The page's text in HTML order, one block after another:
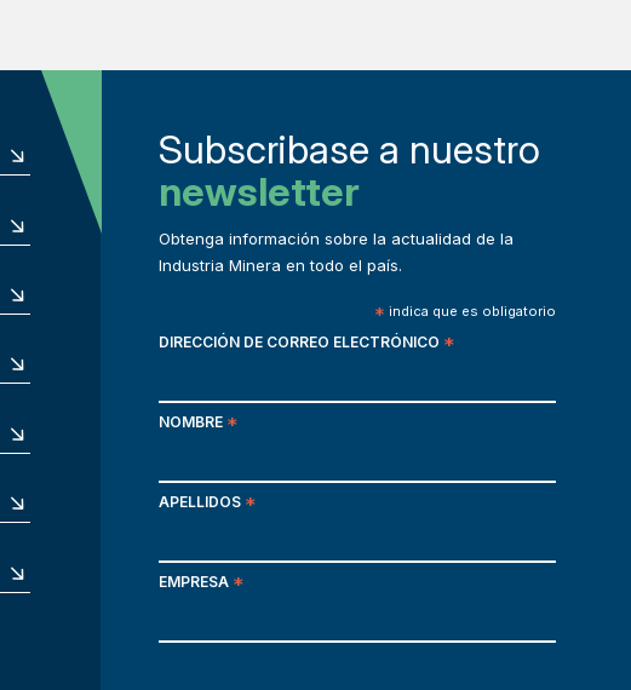
Subscribase a nuestro
newsletter
Obtenga información sobre la actualidad de la
Industria Minera en todo el país.
* indica que es obligatorio
DIRECCIÓN DE CORREO ELECTRÓNICO *
NOMBRE *
APELLIDOS *
EMPRESA *